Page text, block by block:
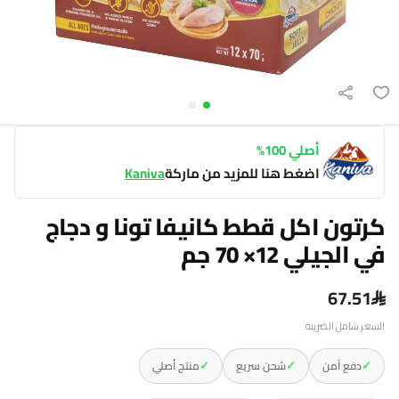
أصلي 100%
اضغط هنا للمزيد من ماركةKaniva
كرتون اكل قطط كانيفا تونا و دجاج
في الجيلي 12× 70 جم
67.51
السعر شامل الضريبه
✓دفع آمن ✓شحن سريع ✓منتج أصلي